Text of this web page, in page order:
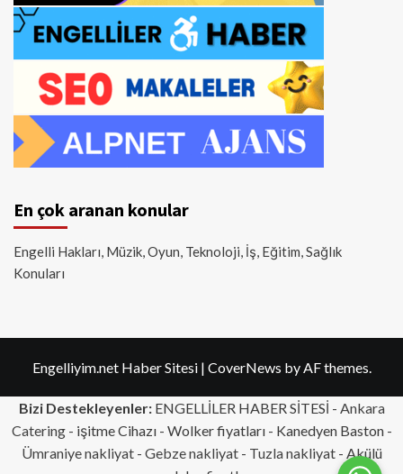
En çok aranan konular
Engelli Hakları, Müzik, Oyun, Teknoloji, İş, Eğitim, Sağlık
Konuları
Engelliyim.net Haber Sitesi | CoverNews by AF themes.
Bizi Destekleyenler:ENGELLİLER HABER SİTESİ - Ankara
Catering- işitme Cihazı - Wolker fiyatları - Kanedyen Baston -
Ümraniye nakliyat- Gebze nakliyat- Tuzla nakliyat- Akülü